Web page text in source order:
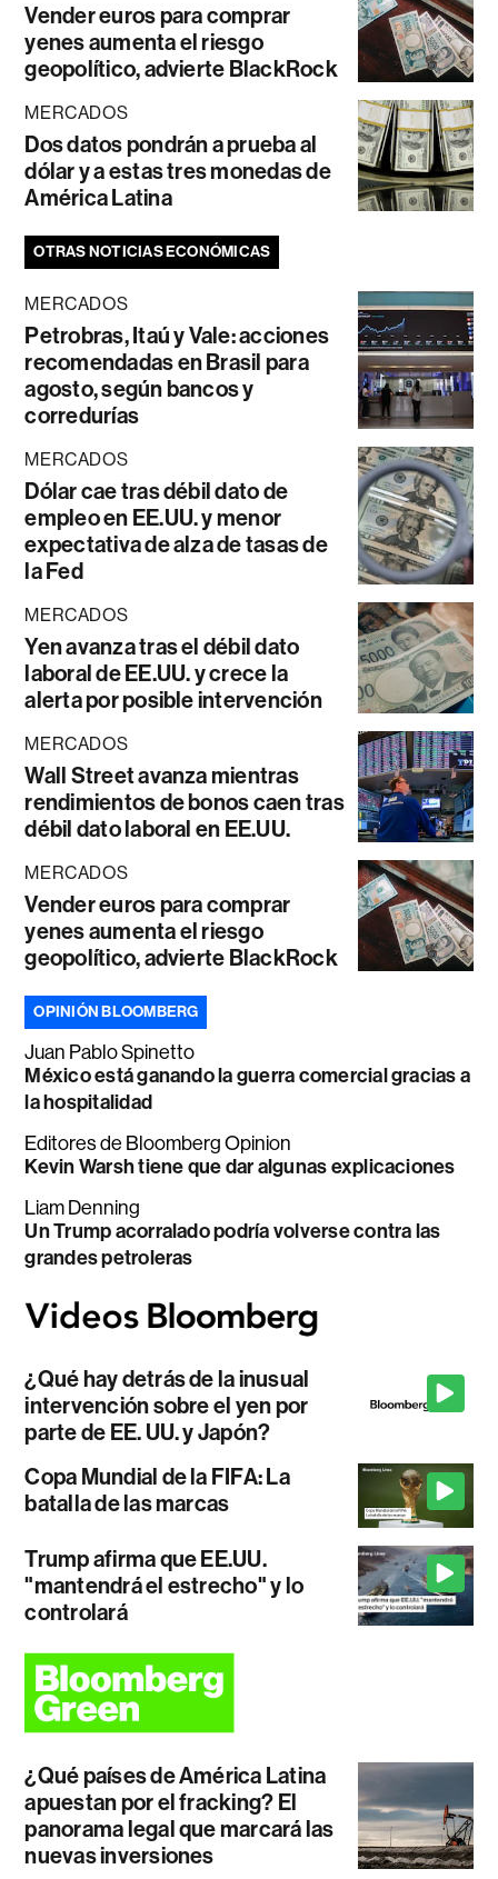
Vender euros para comprar
yenes aumenta el riesgo
geopolítico, advierte BlackRock
MERCADOS
Dos datos pondrán a prueba al
dólar y a estas tres monedas de
América Latina
OTRAS NOTICIAS ECONÓMICAS
MERCADOS
Petrobras, Itaú y Vale: acciones
recomendadas en Brasil para
agosto, según bancos y
corredurías
MERCADOS
Dólar cae tras débil dato de
empleo en EE.UU. y menor
expectativa de alza de tasas de
la Fed
MERCADOS
Yen avanza tras el débil dato
laboral de EE.UU. y crece la
alerta por posible intervención
MERCADOS
Wall Street avanza mientras
rendimientos de bonos caen tras
débil dato laboral en EE.UU.
MERCADOS
Vender euros para comprar
yenes aumenta el riesgo
geopolítico, advierte BlackRock
OPINIÓN BLOOMBERG
Juan Pablo Spinetto
México está ganando la guerra comercial gracias a
la hospitalidad
Editores de Bloomberg Opinion
Kevin Warsh tiene que dar algunas explicaciones
Liam Denning
Un Trump acorralado podría volverse contra las
grandes petroleras
¿Qué hay detrás de la inusual
intervención sobre el yen por
parte de EE. UU. y Japón?
Copa Mundial de la FIFA: La
batalla de las marcas
Trump afirma que EE.UU.
"mantendrá el estrecho" y lo
controlará
¿Qué países de América Latina
apuestan por el fracking? El
panorama legal que marcará las
nuevas inversiones